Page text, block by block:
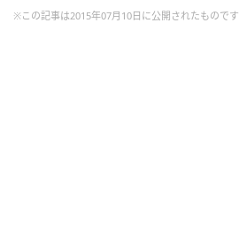
※この記事は2015年07月10日に公開されたものです